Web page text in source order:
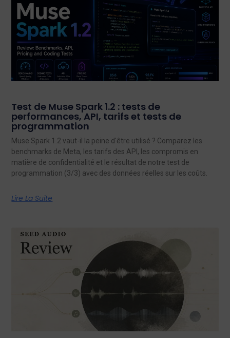
Test de Muse Spark 1.2 : tests de
performances, API, tarifs et tests de
programmation
Muse Spark 1.2 vaut-il la peine d'être utilisé ? Comparez les
benchmarks de Meta, les tarifs des API, les compromis en
matière de confidentialité et le résultat de notre test de
programmation (3/3) avec des données réelles sur les coûts.
Lire La Suite